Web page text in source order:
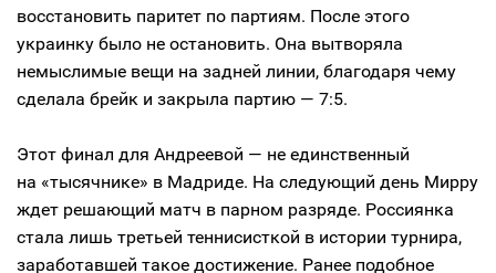
восстановить паритет по партиям. После этого
украинку было не остановить. Она вытворяла
немыслимые вещи на задней линии, благодаря чему
сделала брейк и закрыла партию — 7:5.
Этот финал для Андреевой — не единственный
на «тысячнике» в Мадриде. На следующий день Мирру
ждет решающий матч в парном разряде. Россиянка
стала лишь третьей теннисисткой в истории турнира,
заработавшей такое достижение. Ранее подобное